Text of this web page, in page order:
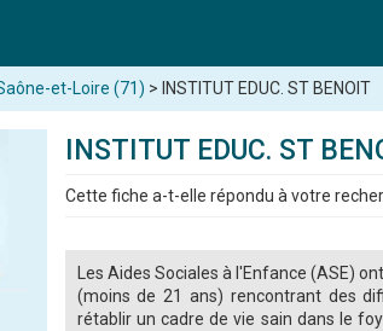
et-Loire (71) > INSTITUT EDUC. ST BENOIT
INSTITUT EDUC. ST
Cette fiche a-t-elle répondu à votre
Les Aides Sociales à l'Enfance (ASE)
(moins de 21 ans) rencontrant des
rétablir un cadre de vie sain dans le